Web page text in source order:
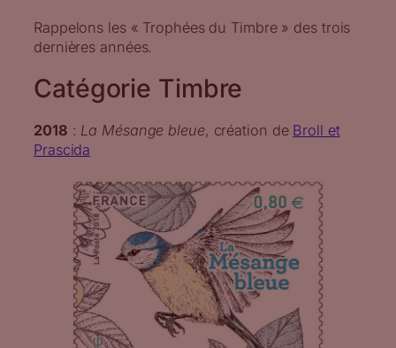
Rappelons les « Trophées du Timbre » des trois
dernières années.
Catégorie Timbre
2018 : La Mésange bleue, création de Broll et
Prascida